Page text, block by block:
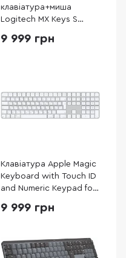
клавіатура+миша
Logitech MX Keys S
011614)
9 999 грн
Клавіатура Apple Magic
Keyboard with Touch ID
and Numeric Keypad for
silicon USB-C - Ukrainian
9 999 грн